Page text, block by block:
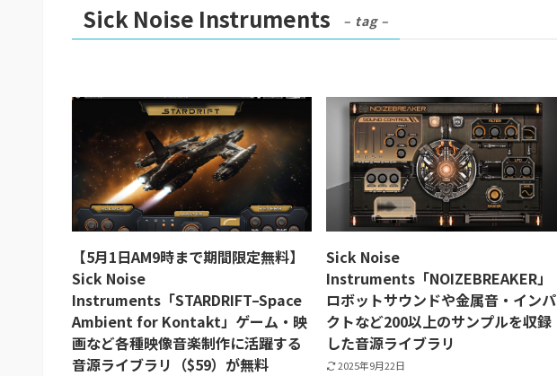
Sick Noise Instruments – tag –
【5月1日AM9時まで期間限定無料】
Sick Noise
Instruments「STARDRIFT–Space
Ambient for Kontakt」ゲーム・映
画など各種映像音楽制作に活躍する
音源ライブラリ（$59）が無料
Sick Noise
Instruments「NOIZEBREAKER」
ロボットサウンドや金属音・インパ
クトなど200以上のサンプルを収録
した音源ライブラリ
2025年9月22日